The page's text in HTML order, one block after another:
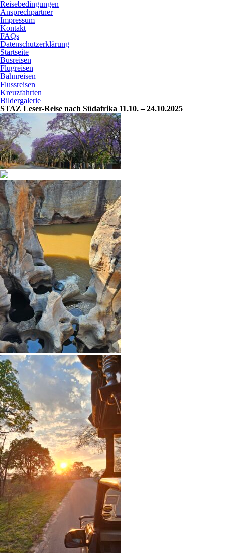
Reisebedingungen
Ansprechpartner
Impressum
Kontakt
FAQs
Datenschutzerklärung
Startseite
Busreisen
Flugreisen
Bahnreisen
Flussreisen
Kreuzfahrten
Bildergalerie
STAZ Leser-Reise nach Südafrika 11.10. – 24.10.2025